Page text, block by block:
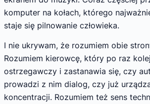
komputer na kołach, którego
staje się pilnowanie człowieka.
I nie ukrywam, że rozumiem obie
Rozumiem kierowcę, który po raz
ostrzegawczy i zastanawia się, czy
prowadzi z nim dialog, czy już
koncentracji. Rozumiem też sens